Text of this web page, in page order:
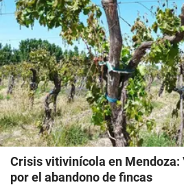
Crisis vitivinícola en
por el abandono de fincas